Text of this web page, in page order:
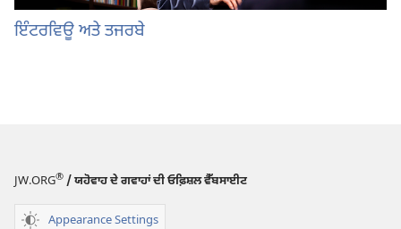
ਇੰਟਰਵਿਊ ਅਤੇ ਤਜਰਬੇ
JW.ORG® / ਯਹੋਵਾਹ ਦੇ ਗਵਾਹਾਂ ਦੀ ਓਫ਼ਿਸ਼ਲ ਵੈੱਬਸਾਈਟ
Appearance Settings